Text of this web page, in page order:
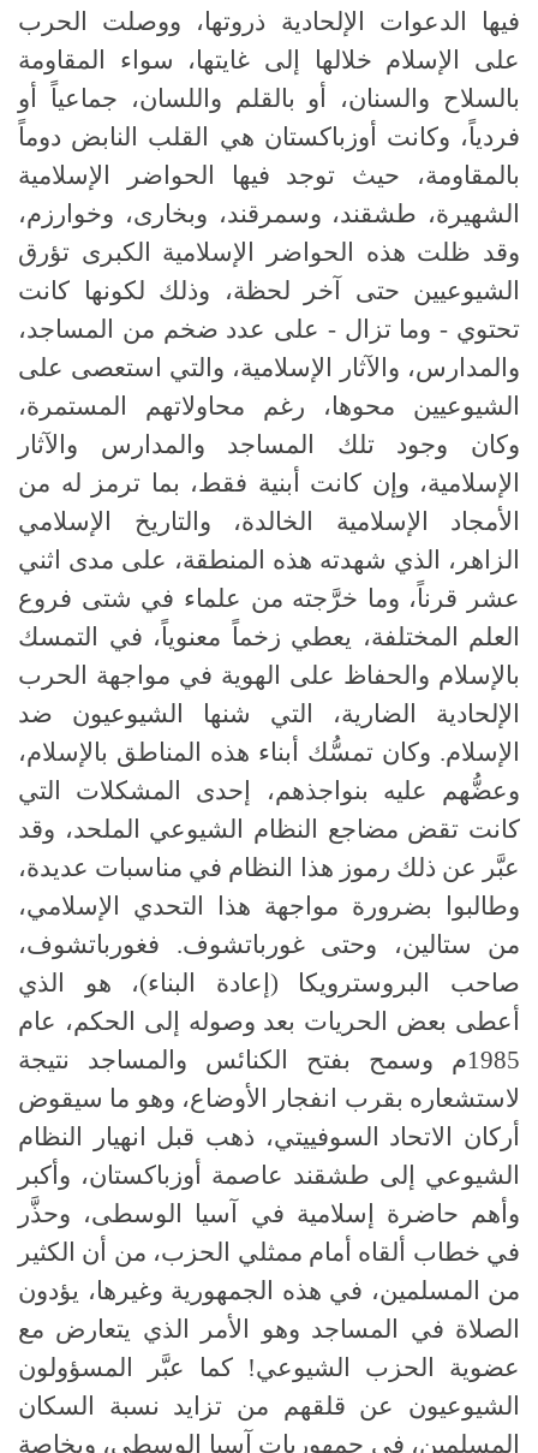
فيها الدعوات الإلحادية ذروتها، ووصلت الحرب
على الإسلام خلالها إلى غايتها، سواء المقاومة
بالسلاح والسنان، أو بالقلم واللسان، جماعياً أو
فردياً، وكانت أوزباكستان هي القلب النابض دوماً
بالمقاومة، حيث توجد فيها الحواضر الإسلامية
الشهيرة، طشقند، وسمرقند، وبخارى، وخوارزم،
وقد ظلت هذه الحواضر الإسلامية الكبرى تؤرق
الشيوعيين حتى آخر لحظة، وذلك لكونها كانت
تحتوي - وما تزال - على عدد ضخم من المساجد،
والمدارس، والآثار الإسلامية، والتي استعصى على
الشيوعيين محوها، رغم محاولاتهم المستمرة،
وكان وجود تلك المساجد والمدارس والآثار
الإسلامية، وإن كانت أبنية فقط، بما ترمز له من
الأمجاد الإسلامية الخالدة، والتاريخ الإسلامي
الزاهر، الذي شهدته هذه المنطقة، على مدى اثني
عشر قرناً، وما خرَّجته من علماء في شتى فروع
العلم المختلفة، يعطي زخماً معنوياً، في التمسك
بالإسلام والحفاظ على الهوية في مواجهة الحرب
الإلحادية الضارية، التي شنها الشيوعيون ضد
الإسلام. وكان تمسُّك أبناء هذه المناطق بالإسلام،
وعضُّهم عليه بنواجذهم، إحدى المشكلات التي
كانت تقض مضاجع النظام الشيوعي الملحد، وقد
عبَّر عن ذلك رموز هذا النظام في مناسبات عديدة،
وطالبوا بضرورة مواجهة هذا التحدي الإسلامي،
من ستالين، وحتى غورباتشوف. فغورباتشوف،
صاحب البروسترويكا (إعادة البناء)، هو الذي
أعطى بعض الحريات بعد وصوله إلى الحكم، عام
1985م وسمح بفتح الكنائس والمساجد نتيجة
لاستشعاره بقرب انفجار الأوضاع، وهو ما سيقوض
أركان الاتحاد السوفييتي، ذهب قبل انهيار النظام
الشيوعي إلى طشقند عاصمة أوزباكستان، وأكبر
وأهم حاضرة إسلامية في آسيا الوسطى، وحذَّر
في خطاب ألقاه أمام ممثلي الحزب، من أن الكثير
من المسلمين، في هذه الجمهورية وغيرها، يؤدون
الصلاة في المساجد وهو الأمر الذي يتعارض مع
عضوية الحزب الشيوعي! كما عبَّر المسؤولون
الشيوعيون عن قلقهم من تزايد نسبة السكان
المسلمين، في جمهوريات آسيا الوسطى، وبخاصة